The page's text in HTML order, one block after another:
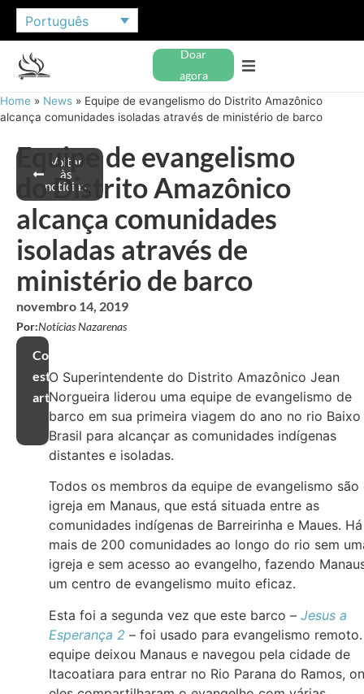
Português
Doar
agora
Home » News » Equipe de evangelismo do Distrito Amazônico
alcança comunidades isoladas através de ministério de barco
Voltar
às
notícias
Equipe de evangelismo
do Distrito Amazônico
alcança comunidades
isoladas através de
ministério de barco
novembro 14, 2019
Por:Notícias Nazarenas
Compartilhar
este
artigo
O Superintendente do Distrito Amazônico Jean
Norgueira liderou uma equipe de evangelismo de
barco em sua primeira viagem do ano no rio Baixo
Brasil para alcançar as comunidades indígenas
distantes e isoladas.
Todos os membros da equipe de evangelismo são
igreja em Manaus, que está situada entre as
comunidades indígenas de Barreirinha e Maues. Há
mais de 200 comunidades ao longo do rio sem
igreja e sem acesso ao evangelho, fazendo
um centro de evangelismo muito eficaz.
Esta foi a segunda vez que este barco – Jesus a
Esperança 2 – foi usado para evangelismo
equipe deixou Manaus e navegou pela cidade de
Itacoatiara para entrar no Rio Parana do Ramos,